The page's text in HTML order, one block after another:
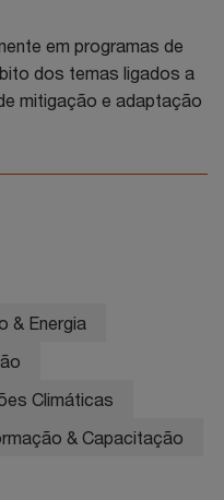
em programas de
dos temas ligados a
mitigação e adaptação
& Energia
Climáticas
& Capacitação